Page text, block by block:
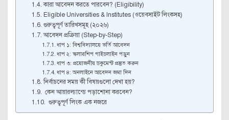
কারা আবেদন করতে পারবেন? (Eligibility)
Eligible Universities & Institutes (ওয়েবসাইট লিংকসহ)
গুরুত্বপূর্ণ তারিখসমূহ (২০২৬)
আবেদন প্রক্রিয়া (Step-by-Step)
ধাপ ১: বিশ্ববিদ্যালয়ে ভর্তি আবেদন
ধাপ ২: স্কলারশিপ গাইডলাইন পড়ুন
ধাপ ৩: প্রয়োজনীয় ডকুমেন্ট প্রস্তুত করুন
ধাপ ৪: অনলাইনে আবেদন জমা দিন
নির্বাচনের সময় কী বিষয়গুলো দেখা হয়?
কেন আয়ারল্যান্ডে পড়াশোনা করবেন?
গুরুত্বপূর্ণ লিংক এক নজরে